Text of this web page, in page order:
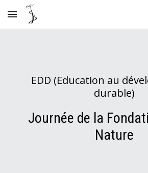
Skip to main content
EDD (Education au
durable)
Journée de la
Nature